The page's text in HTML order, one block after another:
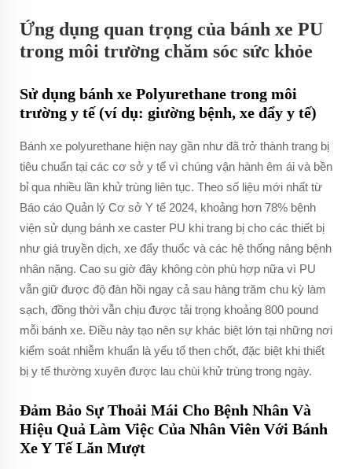
Ứng dụng quan trọng của bánh xe PU
trong môi trường chăm sóc sức khỏe
Sử dụng bánh xe Polyurethane trong môi
trường y tế (ví dụ: giường bệnh, xe đẩy y tế)
Bánh xe polyurethane hiện nay gần như đã trở thành trang bị
tiêu chuẩn tại các cơ sở y tế vì chúng vận hành êm ái và bền
bỉ qua nhiều lần khử trùng liên tục. Theo số liệu mới nhất từ
Báo cáo Quản lý Cơ sở Y tế 2024, khoảng hơn 78% bệnh
viện sử dụng bánh xe caster PU khi trang bị cho các thiết bị
như giá truyền dịch, xe đẩy thuốc và các hệ thống nâng bệnh
nhân nặng. Cao su giờ đây không còn phù hợp nữa vì PU
vẫn giữ được độ đàn hồi ngay cả sau hàng trăm chu kỳ làm
sạch, đồng thời vẫn chịu được tải trọng khoảng 800 pound
mỗi bánh xe. Điều này tạo nên sự khác biệt lớn tại những nơi
kiểm soát nhiễm khuẩn là yếu tố then chốt, đặc biệt khi thiết
bị y tế thường xuyên được lau chùi khử trùng trong ngày.
Đảm Bảo Sự Thoải Mái Cho Bệnh Nhân Và
Hiệu Quả Làm Việc Của Nhân Viên Với Bánh
Xe Y Tế Lăn Mượt